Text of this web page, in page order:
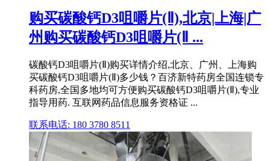
购买碳酸钙D3咀嚼片(Ⅱ),北京|上海|广
州购买碳酸钙D3咀嚼片(Ⅱ ...
碳酸钙D3咀嚼片(Ⅱ)购买详情介绍,北京、广州、上海购
买碳酸钙D3咀嚼片(Ⅱ)多少钱？百济新特药房全国连锁专
科药房,全国多地均可方便购买碳酸钙D3咀嚼片(Ⅱ),专业
指导用药. 互联网药品信息服务资格证 ...
联系电话: 180 3780 8511